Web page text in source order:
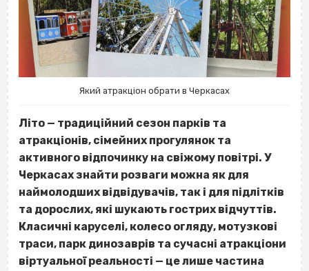
Який атракціон обрати в Черкасах
Літо — традиційний сезон парків та
атракціонів, сімейних прогулянок та
активного відпочинку на свіжому повітрі. У
Черкасах знайти розваги можна як для
наймолодших відвідувачів, так і для підлітків
та дорослих, які шукають гострих відчуттів.
Класичні каруселі, колесо огляду, мотузкові
траси, парк динозаврів та сучасні атракціони
віртуальної реальності — це лише частина